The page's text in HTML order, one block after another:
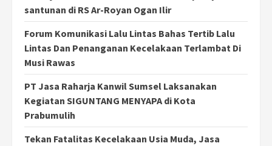
santunan di RS Ar-Royan Ogan Ilir
Forum Komunikasi Lalu Lintas Bahas Tertib Lalu
Lintas Dan Penanganan Kecelakaan Terlambat Di
Musi Rawas
PT Jasa Raharja Kanwil Sumsel Laksanakan
Kegiatan SIGUNTANG MENYAPA di Kota
Prabumulih
Tekan Fatalitas Kecelakaan Usia Muda, Jasa